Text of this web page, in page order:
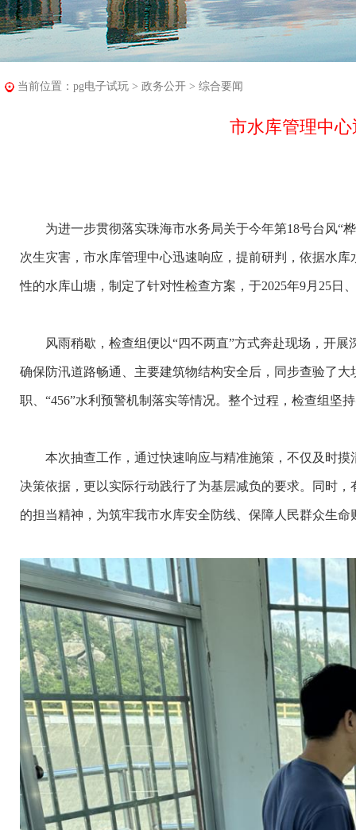
当前位置： pg电子试玩 > 政务公开 > 综合要闻
市水库管理中
为进一步贯彻落实珠海市水务局关于今年第18号台风“桦
次生灾害，市水库管理中心迅速响应，提前研判，依据水
性的水库山塘，制定了针对性检查方案，于2025年9月25日
风雨稍歇，检查组便以“四不两直”方式奔赴现场，开展
确保防汛道路畅通、主要建筑物结构安全后，同步查验了
职、“456”水利预警机制落实等情况。整个过程，检查组坚
本次抽查工作，通过快速响应与精准施策，不仅及时摸
决策依据，更以实际行动践行了为基层减负的要求。同时
的担当精神，为筑牢我市水库安全防线、保障人民群众生